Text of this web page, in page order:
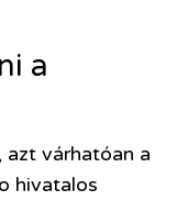
a
azt várhatóan a
hivatalos